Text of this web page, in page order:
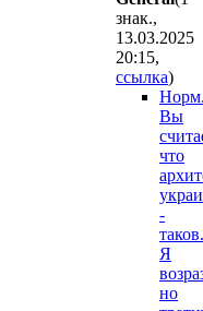
знак.,
13.03.2025
20:15,
ссылка)
Вы
что
-
таков.
Я
но